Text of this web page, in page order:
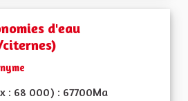
d'eau
: 68 000) : 67700Ma